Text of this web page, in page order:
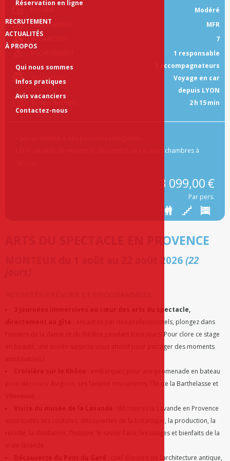
Réservation en ligne
RECRUTEMENT
ACTUALITÉS
À PROPOS
Qui nous sommes
Infos pratiques
Avis vacanciers
Contactez-nous
Modéré
HÉBERGEMENT
MFR
VACANCIERS
7
1 responsable
2 accompagnateurs
TRANSPORT
Voyage en car
depuis LYON
2 h 15 min
• Être capable de monter et descendre un escalier (chambres à
3 099,00 €
Par pers.
ARTS DU SPECTACLE EN PROVENCE
du 1 août au 22 août 2026 (22
3 journées immersives au cœur des arts du spectacle,
: encadrés par des professionnels, plongez dans
l’univers de la danse et du théâtre pendant trois jours. Pour clore ce stage
en beauté, une soirée surprise vous attend pour partager des moments
: embarquez pour une promenade en bateau
pour découvrir Avignon, ses fameux monuments, l’île de la Barthelasse et
: découvrez la Lavande en Provence
sous toutes ses coutures: découvertes de la botanique, la production, la
récolte, la distillation, l’histoire, le savoir-faire, les usages et bienfaits de la
: chef d’œuvre de l’architecture antique,